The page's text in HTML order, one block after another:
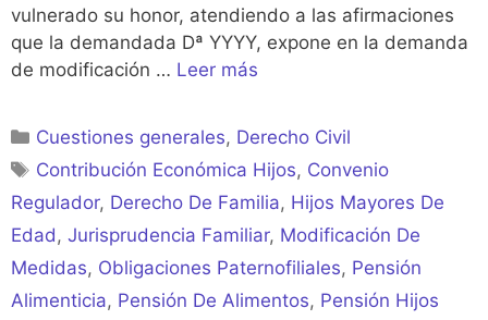
vulnerado su honor, atendiendo a las afirmaciones
que la demandada Dª YYYY, expone en la demanda
de modificación … Leer más
Categorías
Cuestiones generales, Derecho Civil
Etiquetas
Contribución Económica Hijos, Convenio
Regulador, Derecho De Familia, Hijos Mayores De
Edad , Jurisprudencia Familiar, Modificación De
Medidas, Obligaciones Paternofiliales, Pensión
Alimenticia, Pensión De Alimentos, Pensión Hijos